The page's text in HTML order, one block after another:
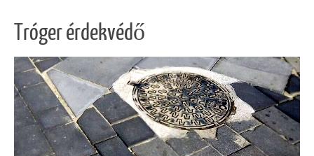
Tróger érdekvédő